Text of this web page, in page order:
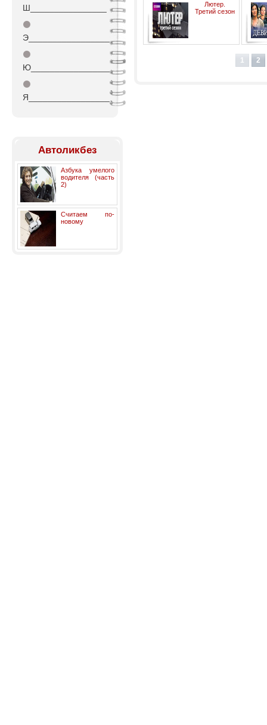
Ш________________
⚫
Э_________________
⚫
Ю_________________
⚫
Я_________________
Автоликбез
Азбука умелого
водителя (часть
2)
Считаем по-
новому
Лютер.
Третий сезон
1 2